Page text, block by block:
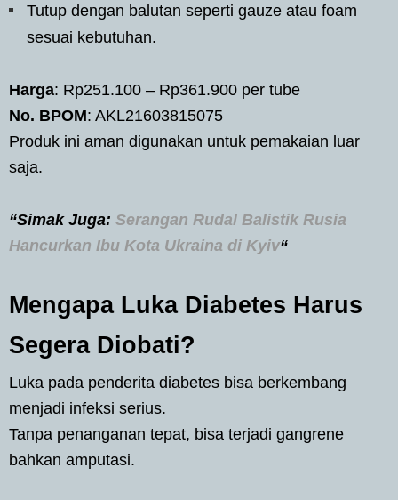
Tutup dengan balutan seperti gauze atau foam
sesuai kebutuhan.
Harga: Rp251.100 – Rp361.900 per tube
No. BPOM: AKL21603815075
Produk ini aman digunakan untuk pemakaian luar
saja.
“Simak Juga: Serangan Rudal Balistik Rusia
Hancurkan Ibu Kota Ukraina di Kyiv“
Mengapa Luka Diabetes Harus
Segera Diobati?
Luka pada penderita diabetes bisa berkembang
menjadi infeksi serius.
Tanpa penanganan tepat, bisa terjadi gangrene
bahkan amputasi.